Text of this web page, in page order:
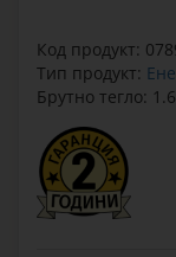
Код продукт:
Тип продукт:
Брутно тегло: